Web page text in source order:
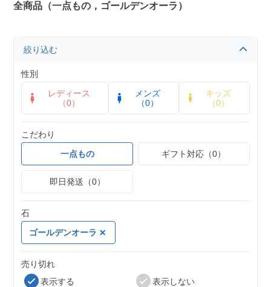
全商品（一点もの，ゴールデンオーラ）
絞り込む
性別
レディース
（0）
メンズ
（0）
キッズ
（0）
こだわり
一点もの
ギフト対応（0）
即日発送（0）
石
ゴールデンオーラ
売り切れ
表示する
表示しない